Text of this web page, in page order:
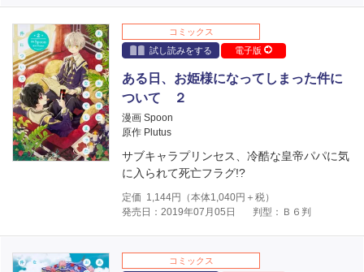
コミックス
試し読みをする
電子版
ある日、お姫様になってしまった件に
ついて ２
漫画 Spoon
原作 Plutus
サブキャラプリンセス、冷酷な皇帝パパに気
に入られて死亡フラグ!?
定価 1,144円（本体1,040円＋税）
発売日：2019年07月05日
判型：Ｂ６判
コミックス